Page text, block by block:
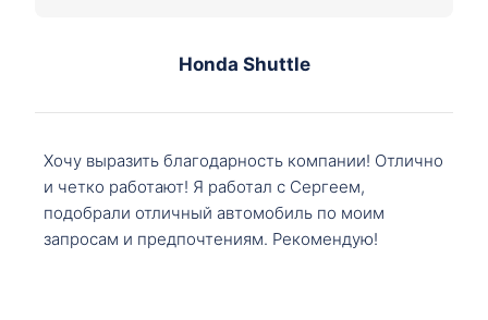
Honda Shuttle
Хочу выразить благодарность компании! Отлично
и четко работают! Я работал с Сергеем,
подобрали отличный автомобиль по моим
запросам и предпочтениям. Рекомендую!